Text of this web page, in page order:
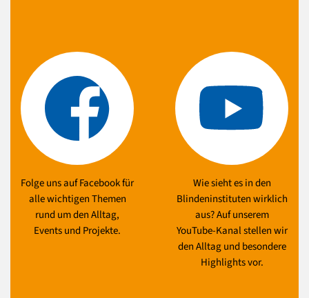
Folge uns auf Facebook für
alle wichtigen Themen
rund um den Alltag,
Events und Projekte.
Wie sieht es in den
Blindeninstituten wirklich
aus? Auf unserem
YouTube-Kanal stellen wir
den Alltag und besondere
Highlights vor.